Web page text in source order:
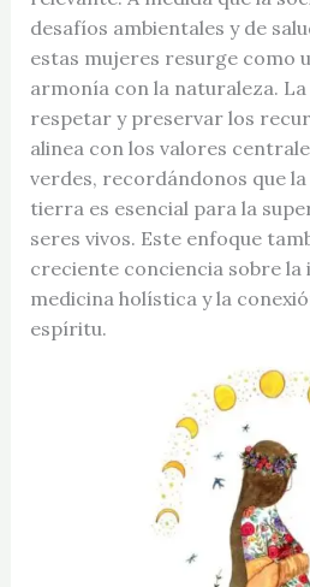
desafíos ambientales y de
estas mujeres resurge como
armonía con la naturaleza.
respetar y preservar los
alinea con los valores
verdes, recordándonos que
tierra es esencial para la
seres vivos. Este enfoque
creciente conciencia sobre
medicina holística y la
espíritu.